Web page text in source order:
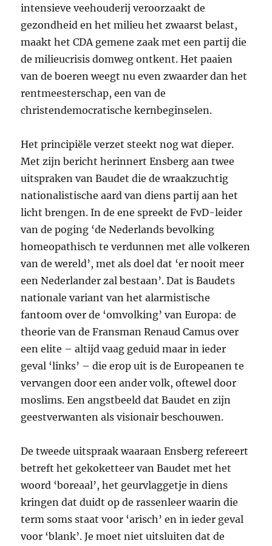
intensieve veehouderij veroorzaakt de
gezondheid en het milieu het zwaarst belast,
maakt hetCDA gemene zaak met een partij die
de milieucrisis domweg ontkent. Het paaien
van de boeren weegt nu even zwaarder dan het
rentmeesterschap, een van de
christendemocratische kernbeginselen.
Het principiële verzet steekt nog wat dieper.
Met zijn bericht herinnert Ensberg aan twee
uitspraken van Baudet die de wraakzuchtig
nationalistische aard van diens partij aan het
licht brengen. In de ene spreekt de FvD-leider
van de poging ‘de Nederlands bevolking
homeopathisch te verdunnen met alle volkeren
van de wereld’, met als doel dat ‘er nooit meer
een Nederlander zal bestaan’. Dat is Baudets
nationale variant van het alarmistische
fantoom over de ‘omvolking’ van Europa: de
theorie van de Fransman Renaud Camus over
een elite – altijd vaag geduid maar in ieder
geval ‘links’ – die erop uit is de Europeanen te
vervangen door een ander volk, oftewel door
moslims. Een angstbeeld dat Baudet en zijn
geestverwanten als visionair beschouwen.
De tweede uitspraak waaraan Ensberg refereert
betreft het gekoketteer van Baudet met het
woord ‘boreaal’, het geurvlaggetje in diens
kringen dat duidt op de rassenleer waarin die
term soms staat voor ‘arisch’ en in ieder geval
voor ‘blank’. Je moet niet uitsluiten dat de